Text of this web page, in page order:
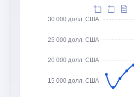
15 000 долл. США
20 000 долл. США
25 000 долл. США
30 000 долл. США